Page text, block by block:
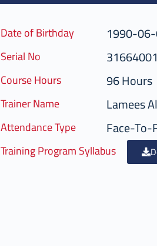
Date of Birthday 1990-
Serial No
Course Hours 96 Hours
Trainer Name Lamees
Attendance Type Face-To-
Training Program Syllabus